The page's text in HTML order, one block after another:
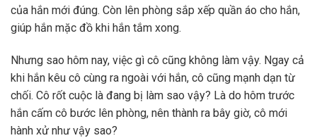
của hắn mới đúng. Còn lên phòng sắp xếp quần áo cho hắn,
giúp hắn mặc đồ khi hắn tắm xong.
Nhưng sao hôm nay, việc gì cô cũng không làm vậy. Ngay cả
khi hắn kêu cô cùng ra ngoài với hắn, cô cũng mạnh dạn từ
chối. Cô rốt cuộc là đang bị làm sao vậy? Là do hôm trước
hắn cấm cô bước lên phòng, nên thành ra bây giờ, cô mới
hành xử như vậy sao?